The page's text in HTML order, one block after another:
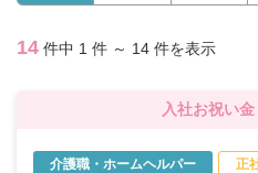
14 件中 1 件 ～ 14 件を表示
入社お祝い
介護職・ホームヘルパー 正